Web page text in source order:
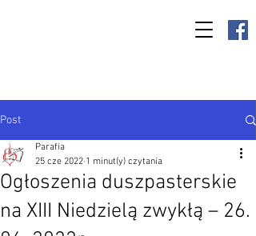
Post
Ogłoszenia duszpasterskie
na XIII Niedzielą zwykłą – 26.
Parafia
25 cze 2022 1 minut(y) czytania